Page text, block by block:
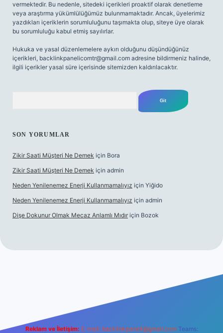
vermektedir. Bu nedenle, sitedeki içerikleri proaktif olarak denetleme
veya araştırma yükümlülüğümüz bulunmamaktadır. Ancak, üyelerimiz
yazdıkları içeriklerin sorumluluğunu taşımakta olup, siteye üye olarak
bu sorumluluğu kabul etmiş sayılırlar.
Hukuka ve yasal düzenlemelere aykırı olduğunu düşündüğünüz
içerikleri, backlinkpanelicomtr@gmail.com adresine bildirmeniz halinde,
ilgili içerikler yasal süre içerisinde sitemizden kaldırılacaktır.
SON YORUMLAR
Zikir Saati Müşteri Ne Demek için Bora
Zikir Saati Müşteri Ne Demek için admin
Neden Yenilenemez Enerji Kullanmamalıyız için Yiğido
Neden Yenilenemez Enerji Kullanmamalıyız için admin
Dişe Dokunur Olmak Mecaz Anlamlı Mıdır için Bozok
Reklam ve İletişim: E-mail: backlinkpaneli@gmail.com Teams: